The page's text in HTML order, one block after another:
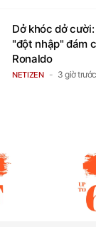
Dở khóc dở
"đột nhập" đám
Ronaldo
NETIZEN 3 giờ trước